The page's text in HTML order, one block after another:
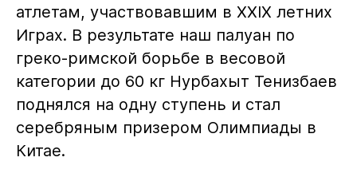
атлетам, участвовавшим в XXIX летних
Играх. В результате наш палуан по
греко-римской борьбе в весовой
категории до 60 кг Нурбахыт Тенизбаев
поднялся на одну ступень и стал
серебряным призером Олимпиады в
Китае.